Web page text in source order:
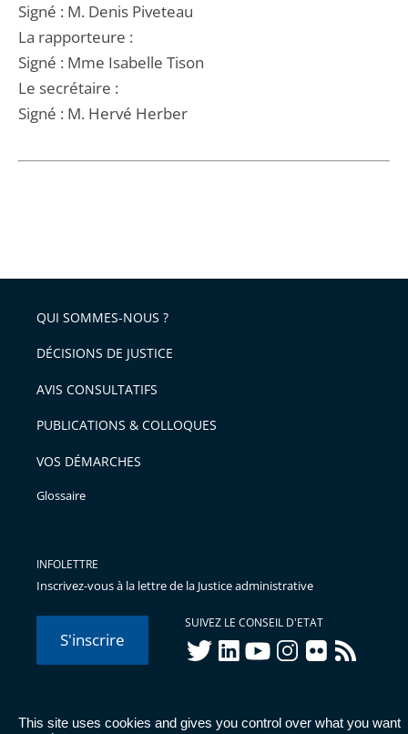
This site uses cookies and gives you control over what you want
Signé : M. Denis Piveteau
La rapporteure :
Signé : Mme Isabelle Tison
Le secrétaire :
Signé : M. Hervé Herber
QUI SOMMES-NOUS ?
DÉCISIONS DE JUSTICE
AVIS CONSULTATIFS
PUBLICATIONS & COLLOQUES
VOS DÉMARCHES
Glossaire
INFOLETTRE
Inscrivez-vous à la lettre de la Justice administrative
S'inscrire
SUIVEZ LE CONSEIL D'ETAT
twitterlinkedInyoutubeinstagram
flickr rss